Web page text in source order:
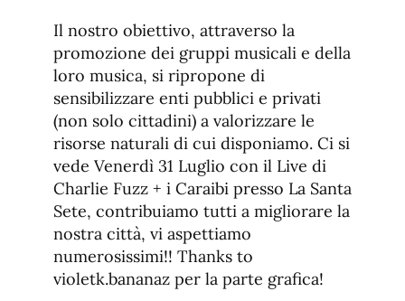
Il nostro obiettivo, attraverso la
promozione dei gruppi musicali e della
loro musica, si ripropone di
sensibilizzare enti pubblici e privati
(non solo cittadini) a valorizzare le
risorse naturali di cui disponiamo. Ci si
vede Venerdì 31 Luglio con il Live di
Charlie Fuzz + i Caraibi presso La Santa
Sete, contribuiamo tutti a migliorare la
nostra città, vi aspettiamo
numerosissimi!! Thanks to
violetk.bananaz per la parte grafica!